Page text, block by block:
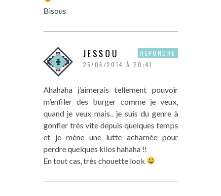
Bisous
JESSOU
25/06/2014 À 20:41
Ahahaha j’aimerais tellement pouvoir
m’enfiler des burger comme je veux,
quand je veux mais.. je suis du genre à
gonfler très vite depuis quelques temps
et je mène une lutte acharnée pour
perdre quelques kilos hahaha !!
En tout cas, très chouette look
RÉPONDRE